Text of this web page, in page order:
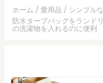
ホーム 愛用品
シンプル
防水タープバッグをランド
の洗濯物を入れるのに便利